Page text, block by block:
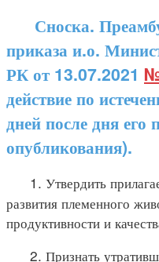
Сноска.
приказа и.о.
РК от 13.07.2021
действие по
дней после дня его
опубликования).
1. Утвердить
развития племенного
продуктивности и
2. Признать